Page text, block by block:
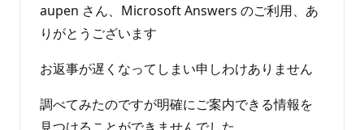
aupen さん、Microsoft Answers のご利用、あ
りがとうございます
お返事が遅くなってしまい申しわけありません
調べてみたのですが明確にご案内できる情報を
見つけることができませんでした